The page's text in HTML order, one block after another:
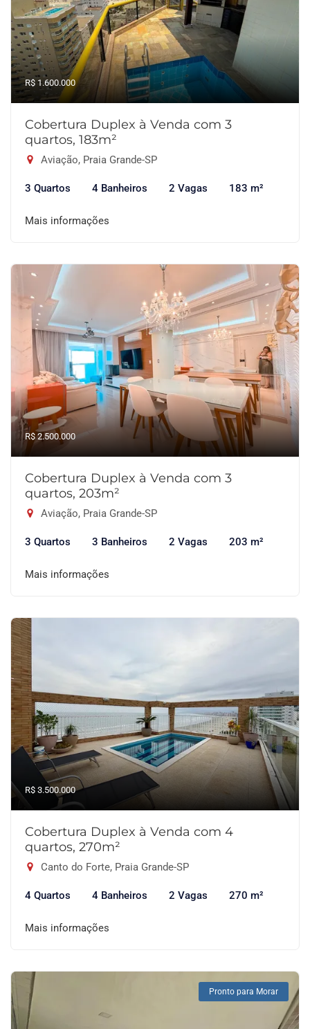
R$ 1.600.000
Cobertura Duplex à Venda com 3
quartos, 183m²
Aviação, Praia Grande-SP
3 Quartos 4 Banheiros 2 Vagas 183 m²
Mais informações
R$ 2.500.000
Cobertura Duplex à Venda com 3
quartos, 203m²
Aviação, Praia Grande-SP
3 Quartos 3 Banheiros 2 Vagas 203 m²
Mais informações
R$ 3.500.000
Cobertura Duplex à Venda com 4
quartos, 270m²
Canto do Forte, Praia Grande-SP
4 Quartos 4 Banheiros 2 Vagas 270 m²
Mais informações
Pronto para Morar